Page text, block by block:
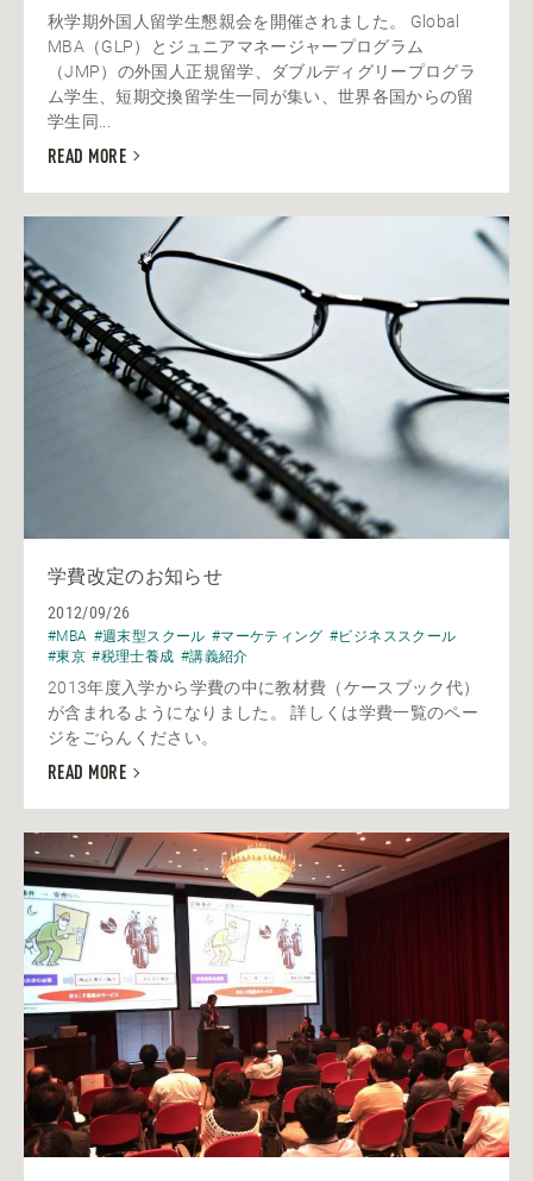
秋学期外国人留学生懇親会を開催されました。 Global
MBA（GLP）とジュニアマネージャープログラム
（JMP）の外国人正規留学、ダブルディグリープログラ
ム学生、短期交換留学生一同が集い、世界各国からの留
学生同...
READ MORE
学費改定のお知らせ
2012/09/26
#MBA #週末型スクール #マーケティング #ビジネススクール
#東京 #税理士養成 #講義紹介
2013年度入学から学費の中に教材費（ケースブック代）
が含まれるようになりました。 詳しくは学費一覧のペー
ジをごらんください。
READ MORE